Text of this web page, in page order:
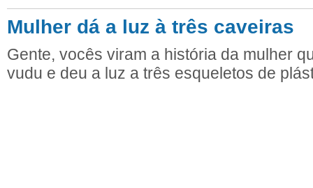
Mulher dá a luz à três caveiras
Gente, vocês viram a história da mulher
vudu e deu a luz a três esqueletos de